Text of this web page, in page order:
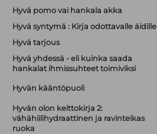
Hyvä pomo vai hankala akka
Hyvä syntymä : Kirja odottavalle äidille
Hyvä tarjous
Hyvä yhdessä - eli kuinka saada
hankalat ihmissuhteet toimiviksi
Hyvän kääntöpuoli
Hyvän olon keittokirja 2:
vähähiilihydraattinen ja ravinteikas
ruoka